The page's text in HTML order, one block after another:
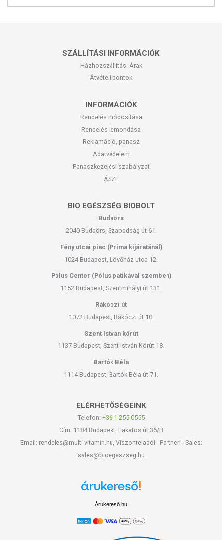
SZÁLLÍTÁSI INFORMÁCIÓK
Házhozszállítás, Árak
Átvételi pontok
INFORMÁCIÓK
Rendelés módosítása
Rendelés lemondása
Reklamáció, panasz
Adatvédelem
Panaszkezelési szabályzat
ÁSZF
BIO EGÉSZSÉG BIOBOLT
Budaörs
2040 Budaörs, Szabadság út 61.
Fény utcai piac (Príma kijáratánál)
1024 Budapest, Lövőház utca 12.
Pólus Center (Pólus patikával szemben)
1152 Budapest, Szentmihályi út 131.
Rákóczi út
1072 Budapest, Rákóczi út 10.
Szent István körút
1137 Budapest, Szent István Körút 18.
Bartók Béla
1114 Budapest, Bartók Béla út 71.
ELÉRHETŐSÉGEINK
Telefon: +36-1-255-0555
Cím: 1184 Budapest, Lakatos út 36/B
Email: rendeles@multi-vitamin.hu, Viszonteladói - Partneri - Sales:
sales@bioegeszseg.hu
Árukereső.hu